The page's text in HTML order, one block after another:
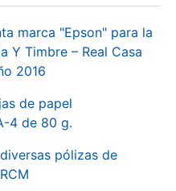
marca "Epson" para la
Y Timbre – Real Casa
2016
de papel
4 de 80 g.
pólizas de